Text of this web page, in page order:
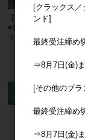
【パディマ限定 特別
■SOW（ソウ）■ スプレ
ラー 1.6L
[クラックス
ンド]
最終受注締め
⇒8月7日(金)
[その他のブラ
最終受注締め
⇒8月7日(金)